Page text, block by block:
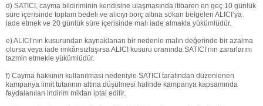
d) SATICI, cayma bildiriminin kendisine ulaşmasında itibaren en geç 10 günlük
süre içerisinde toplam bedeli ve alıcıyı borç altına sokan belgeleri ALICI’ya
iade etmek ve 20 günlük süre içerisinde malı iade almakla yükümlüdür.
e) ALICI’nın kusurundan kaynaklanan bir nedenle malın değerinde bir azalma
olursa veya iade imkânsızlaşırsa ALICI kusuru oranında SATICI’nın zararlarını
tazmin etmekle yükümlüdür.
f) Cayma hakkının kullanılması nedeniyle SATICI tarafından düzenlenen
kampanya limit tutarının altına düşülmesi halinde kampanya kapsamında
faydalanılan indirim miktarı iptal edilir.